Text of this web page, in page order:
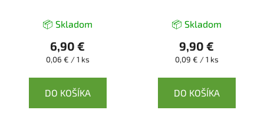
📦 Skladom
6,90 €
Jednotková
0,06 € / 1 ks
DO KOŠÍKA
📦 Skladom
9,90 €
Jednotková
0,09 € / 1 ks
DO KOŠÍKA